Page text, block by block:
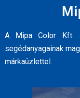
A Mipa Color Kft.
segédanyagainak
márkaüzlettel.